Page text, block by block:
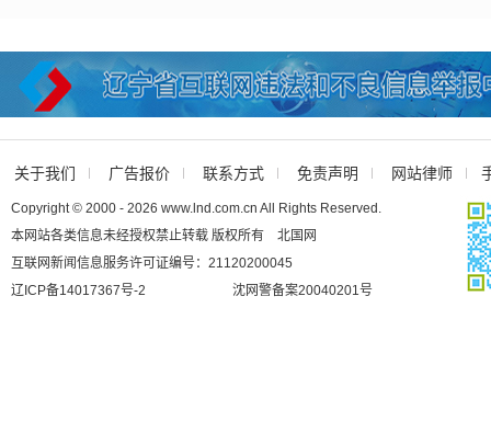
关于我们 广告报价 联系方式 免责声明 网站律师
Copyright © 2000 - 2026 www.lnd.com.cn All Rights Reserved.
本网站各类信息未经授权禁止转载 版权所有 北国网
互联网新闻信息服务许可证编号：21120200045
辽ICP备14017367号-2
沈网警备案20040201号